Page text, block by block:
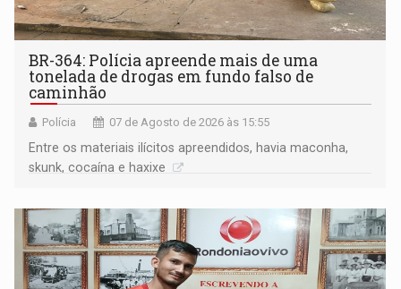
BR-364: Polícia apreende mais de uma
tonelada de drogas em fundo falso de
caminhão
Polícia 07 de Agosto de 2026 às 15:55
Entre os materiais ilícitos apreendidos, havia maconha,
skunk, cocaína e haxixe